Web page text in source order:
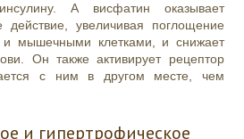
А висфатин оказывает
действие, увеличивая поглощение
и мышечными клетками, и снижает
Он также активирует рецептор
с ним в другом месте, чем
и гипертрофическое